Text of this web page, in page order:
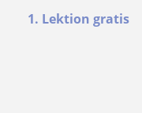
1. Lektion gratis